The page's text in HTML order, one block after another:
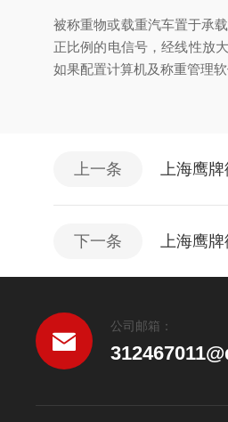
被称重物或载重汽车置于承
正比例的电信号，经线性放
如果配置计算机及称重管理
上一条 上海鹰牌
下一条 上海鹰牌
公司邮箱：